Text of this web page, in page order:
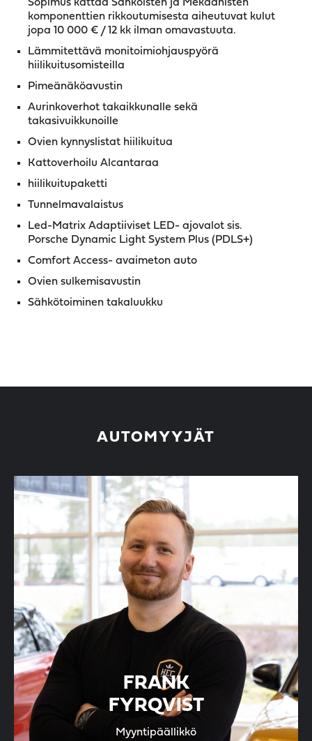
Sopimus kattaa Sähköisten ja Mekaanisten
komponenttien rikkoutumisesta aiheutuvat kulut
jopa 10 000 € / 12 kk ilman omavastuuta.
Lämmitettävä monitoimiohjauspyörä
hiilikuitusomisteilla
Pimeänäköavustin
Aurinkoverhot takaikkunalle sekä
takasivuikkunoille
Ovien kynnyslistat hiilikuitua
Kattoverhoilu Alcantaraa
hiilikuitupaketti
Tunnelmavalaistus
Led-Matrix Adaptiiviset LED- ajovalot sis.
Porsche Dynamic Light System Plus (PDLS+)
Comfort Access- avaimeton auto
Ovien sulkemisavustin
Sähkötoiminen takaluukku
AUTOMYYJÄT
FRANK
FYRQVIST
Myyntipäällikkö